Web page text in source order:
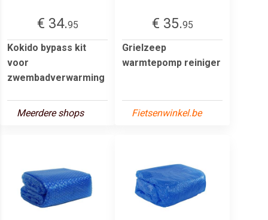
€ 34.95
Kokido bypass kit
voor
zwembadverwarming
Meerdere shops
€ 35.95
Grielzeep
warmtepomp reiniger
Fietsenwinkel.be